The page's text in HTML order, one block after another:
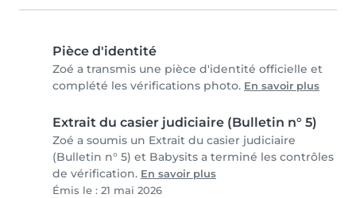
Pièce d'identité
Zoé a transmis une pièce d'identité officielle et
complété les vérifications photo. En savoir plus
Extrait du casier judiciaire (Bulletin n° 5)
Zoé a soumis un Extrait du casier judiciaire
(Bulletin n° 5) et Babysits a terminé les contrôles
de vérification. En savoir plus
Émis le : 21 mai 2026